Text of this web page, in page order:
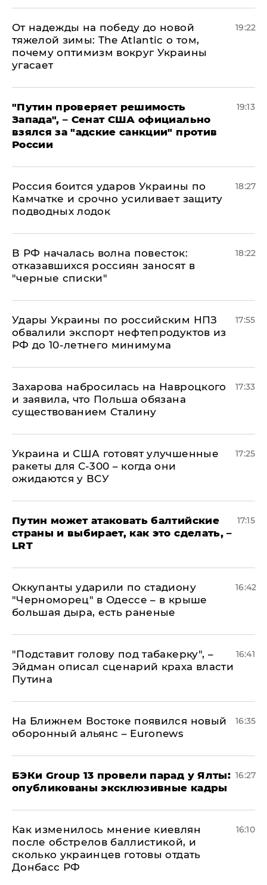
От надежды на победу до новой
тяжелой зимы: The Atlantic о том,
почему оптимизм вокруг Украины
угасает
19:22
"Путин проверяет решимость
Запада", – Сенат США официально
взялся за "адские санкции" против
России
19:13
Россия боится ударов Украины по
Камчатке и срочно усиливает защиту
подводных лодок
18:27
​В РФ началась волна повесток:
отказавшихся россиян заносят в
"черные списки"
18:22
Удары Украины по российским НПЗ
обвалили экспорт нефтепродуктов из
РФ до 10-летнего минимума
17:55
​Захарова набросилась на Навроцкого
и заявила, что Польша обязана
существованием Сталину
17:33
Украина и США готовят улучшенные
ракеты для С-300 – когда они
ожидаются у ВСУ
17:25
Путин может атаковать балтийские
страны и выбирает, как это сделать, –
LRT
17:15
Оккупанты ударили по стадиону
"Черноморец" в Одессе – в крыше
большая дыра, есть раненые
16:42
​"Подставит голову под табакерку", –
Эйдман описал сценарий краха власти
Путина
16:41
На Ближнем Востоке появился новый
оборонный альянс – Euronews
16:35
​БЭКи Group 13 провели парад у Ялты:
опубликованы эксклюзивные кадры
16:27
Как изменилось мнение киевлян
после обстрелов баллистикой, и
сколько украинцев готовы отдать
Донбасс РФ
16:10